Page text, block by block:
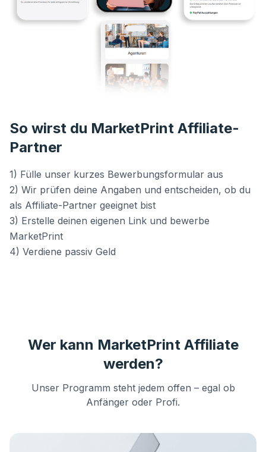
So wirst du MarketPrint Affiliate-
Partner
1) Fülle unser kurzes Bewerbungsformular aus
2) Wir prüfen deine Angaben und entscheiden, ob du
als Affiliate-Partner geeignet bist
3) Erstelle deinen eigenen Link und bewerbe
MarketPrint
4) Verdiene passiv Geld
Wer kann MarketPrint Affiliate
werden?
Unser Programm steht jedem offen – egal ob
Anfänger oder Profi.